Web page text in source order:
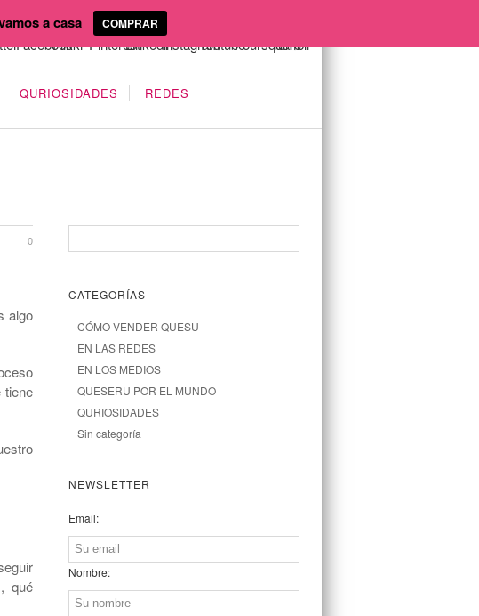
QURIOSIDADES REDES
0
algo
tiene
qué
CATEGORÍAS
CÓMO VENDER QUESU
EN LAS REDES
EN LOS MEDIOS
QUESERU POR EL MUNDO
QURIOSIDADES
Sin categoría
NEWSLETTER
Email:
Nombre:
a casa COMPRAR